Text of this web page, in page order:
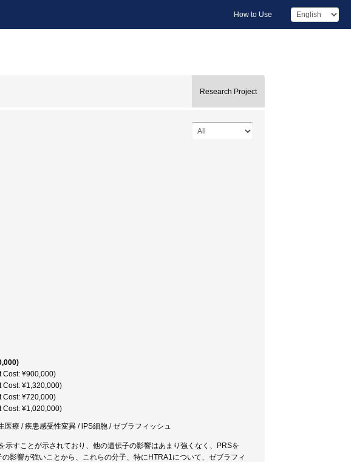
How to Use
Research Project
Cost: ¥900,000)
Cost: ¥1,320,000)
Cost: ¥720,000)
Cost: ¥1,020,000)
療 / 疾患感受性変異 / iPS細胞 / ゼブラフィッシュ
すことが示されており、他の遺伝子の影響はあまり強くなく、PRSを
影響が強いことから、これらの分子、特にHTRA1について、ゼブラフィ